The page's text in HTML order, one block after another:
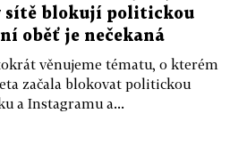
sítě blokují politickou
oběť je nečekaná
věnujeme tématu, o kterém
začala blokovat politickou
a Instagramu a...